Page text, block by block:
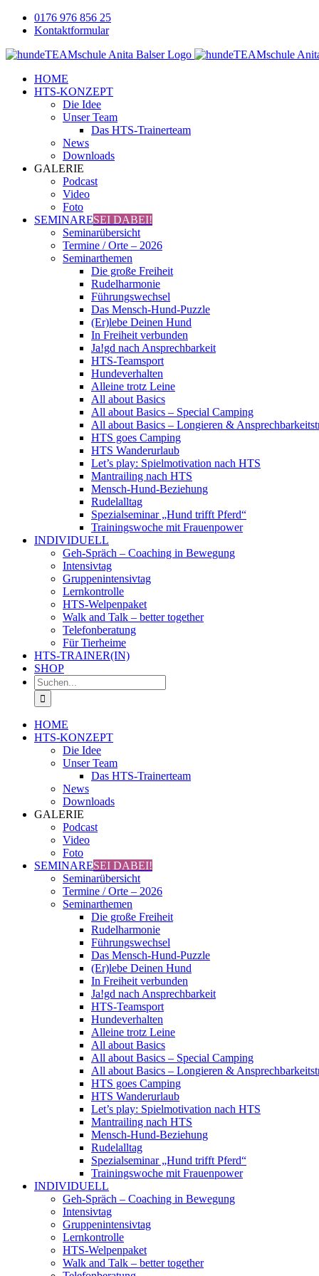
Zum
Inhalt
0176 976 856 25
Kontaktformular
Facebook
YouTube
Instagram
HOME
HTS-KONZEPT
Die Idee
Unser Team
Das HTS-Trainerteam
News
Downloads
GALERIE
Podcast
Video
Foto
SEMINARESEI DABEI!
Seminarübersicht
Termine / Orte – 2026
Seminarthemen
Die große Freiheit
Rudelharmonie
Führungswechsel
Das Mensch-Hund-Puzzle
(Er)lebe Deinen Hund
In Freiheit verbunden
Ja!gd nach Ansprechbarkeit
HTS-Teamsport
Hundeverhalten
Alleine trotz Leine
All about Basics
All about Basics – Special Camping
All about Basics – Longieren &
HTS goes Camping
HTS Wanderurlaub
Let’s play: Spielmotivation nach HTS
Mantrailing nach HTS
Mensch-Hund-Beziehung
Rudelalltag
Spezialseminar „Hund trifft Pferd“
Trainingswoche mit Frauenpower
INDIVIDUELL
Geh-Spräch – Coaching in Bewegung
Intensivtag
Gruppenintensivtag
Lernkontrolle
HTS-Welpenpaket
Walk and Talk – better together
Telefonberatung
Für Tierheime
HTS-TRAINER(IN)
SHOP
Suche
nach:
HOME
HTS-KONZEPT
Die Idee
Unser Team
Das HTS-Trainerteam
News
Downloads
GALERIE
Podcast
Video
Foto
SEMINARESEI DABEI!
Seminarübersicht
Termine / Orte – 2026
Seminarthemen
Die große Freiheit
Rudelharmonie
Führungswechsel
Das Mensch-Hund-Puzzle
(Er)lebe Deinen Hund
In Freiheit verbunden
Ja!gd nach Ansprechbarkeit
HTS-Teamsport
Hundeverhalten
Alleine trotz Leine
All about Basics
All about Basics – Special Camping
All about Basics – Longieren &
HTS goes Camping
HTS Wanderurlaub
Let’s play: Spielmotivation nach HTS
Mantrailing nach HTS
Mensch-Hund-Beziehung
Rudelalltag
Spezialseminar „Hund trifft Pferd“
Trainingswoche mit Frauenpower
INDIVIDUELL
Geh-Spräch – Coaching in Bewegung
Intensivtag
Gruppenintensivtag
Lernkontrolle
HTS-Welpenpaket
Walk and Talk – better together